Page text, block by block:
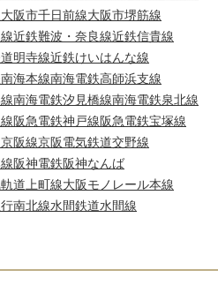
大阪市千日前線大阪市堺筋線
近鉄難波・奈良線近鉄信貴線
明寺線近鉄けいはんな線
海本線南海電鉄高師浜支線
南海電鉄汐見橋線南海電鉄泉北線
阪急電鉄神戸線阪急電鉄宝塚線
阪線京阪電気鉄道交野線
阪神電鉄阪神なんば
道上町線大阪モノレール本線
南北線水間鉄道水間線